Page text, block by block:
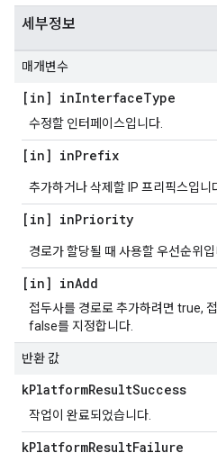
세부정보
매개변수
[in] inInterfaceType
수정할 인터페이스입니다.
[in] inPrefix
추가하거나 삭제할 IP 프리픽스입니
[in] inPriority
경로가 할당될 때 사용할 우선순위입
[in] inAdd
접두사를 경로로 추가하려면 true,
false를 지정합니다.
반환 값
kPlatformResultSuccess
작업이 완료되었습니다.
kPlatformResultFailure